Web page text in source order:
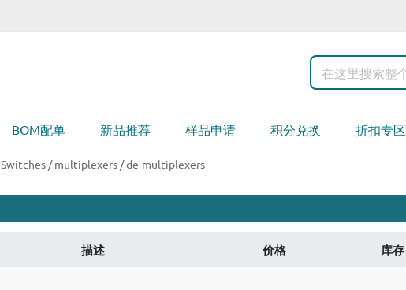
搜
BOM配单 新品推荐 样品申请 积分兑换 折扣专区
Switches / multiplexers / de-multiplexers
描述 价格 库存